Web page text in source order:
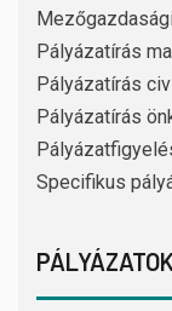
Pályázatírás
Pályázatírás
Pályázatírás
Specifikus